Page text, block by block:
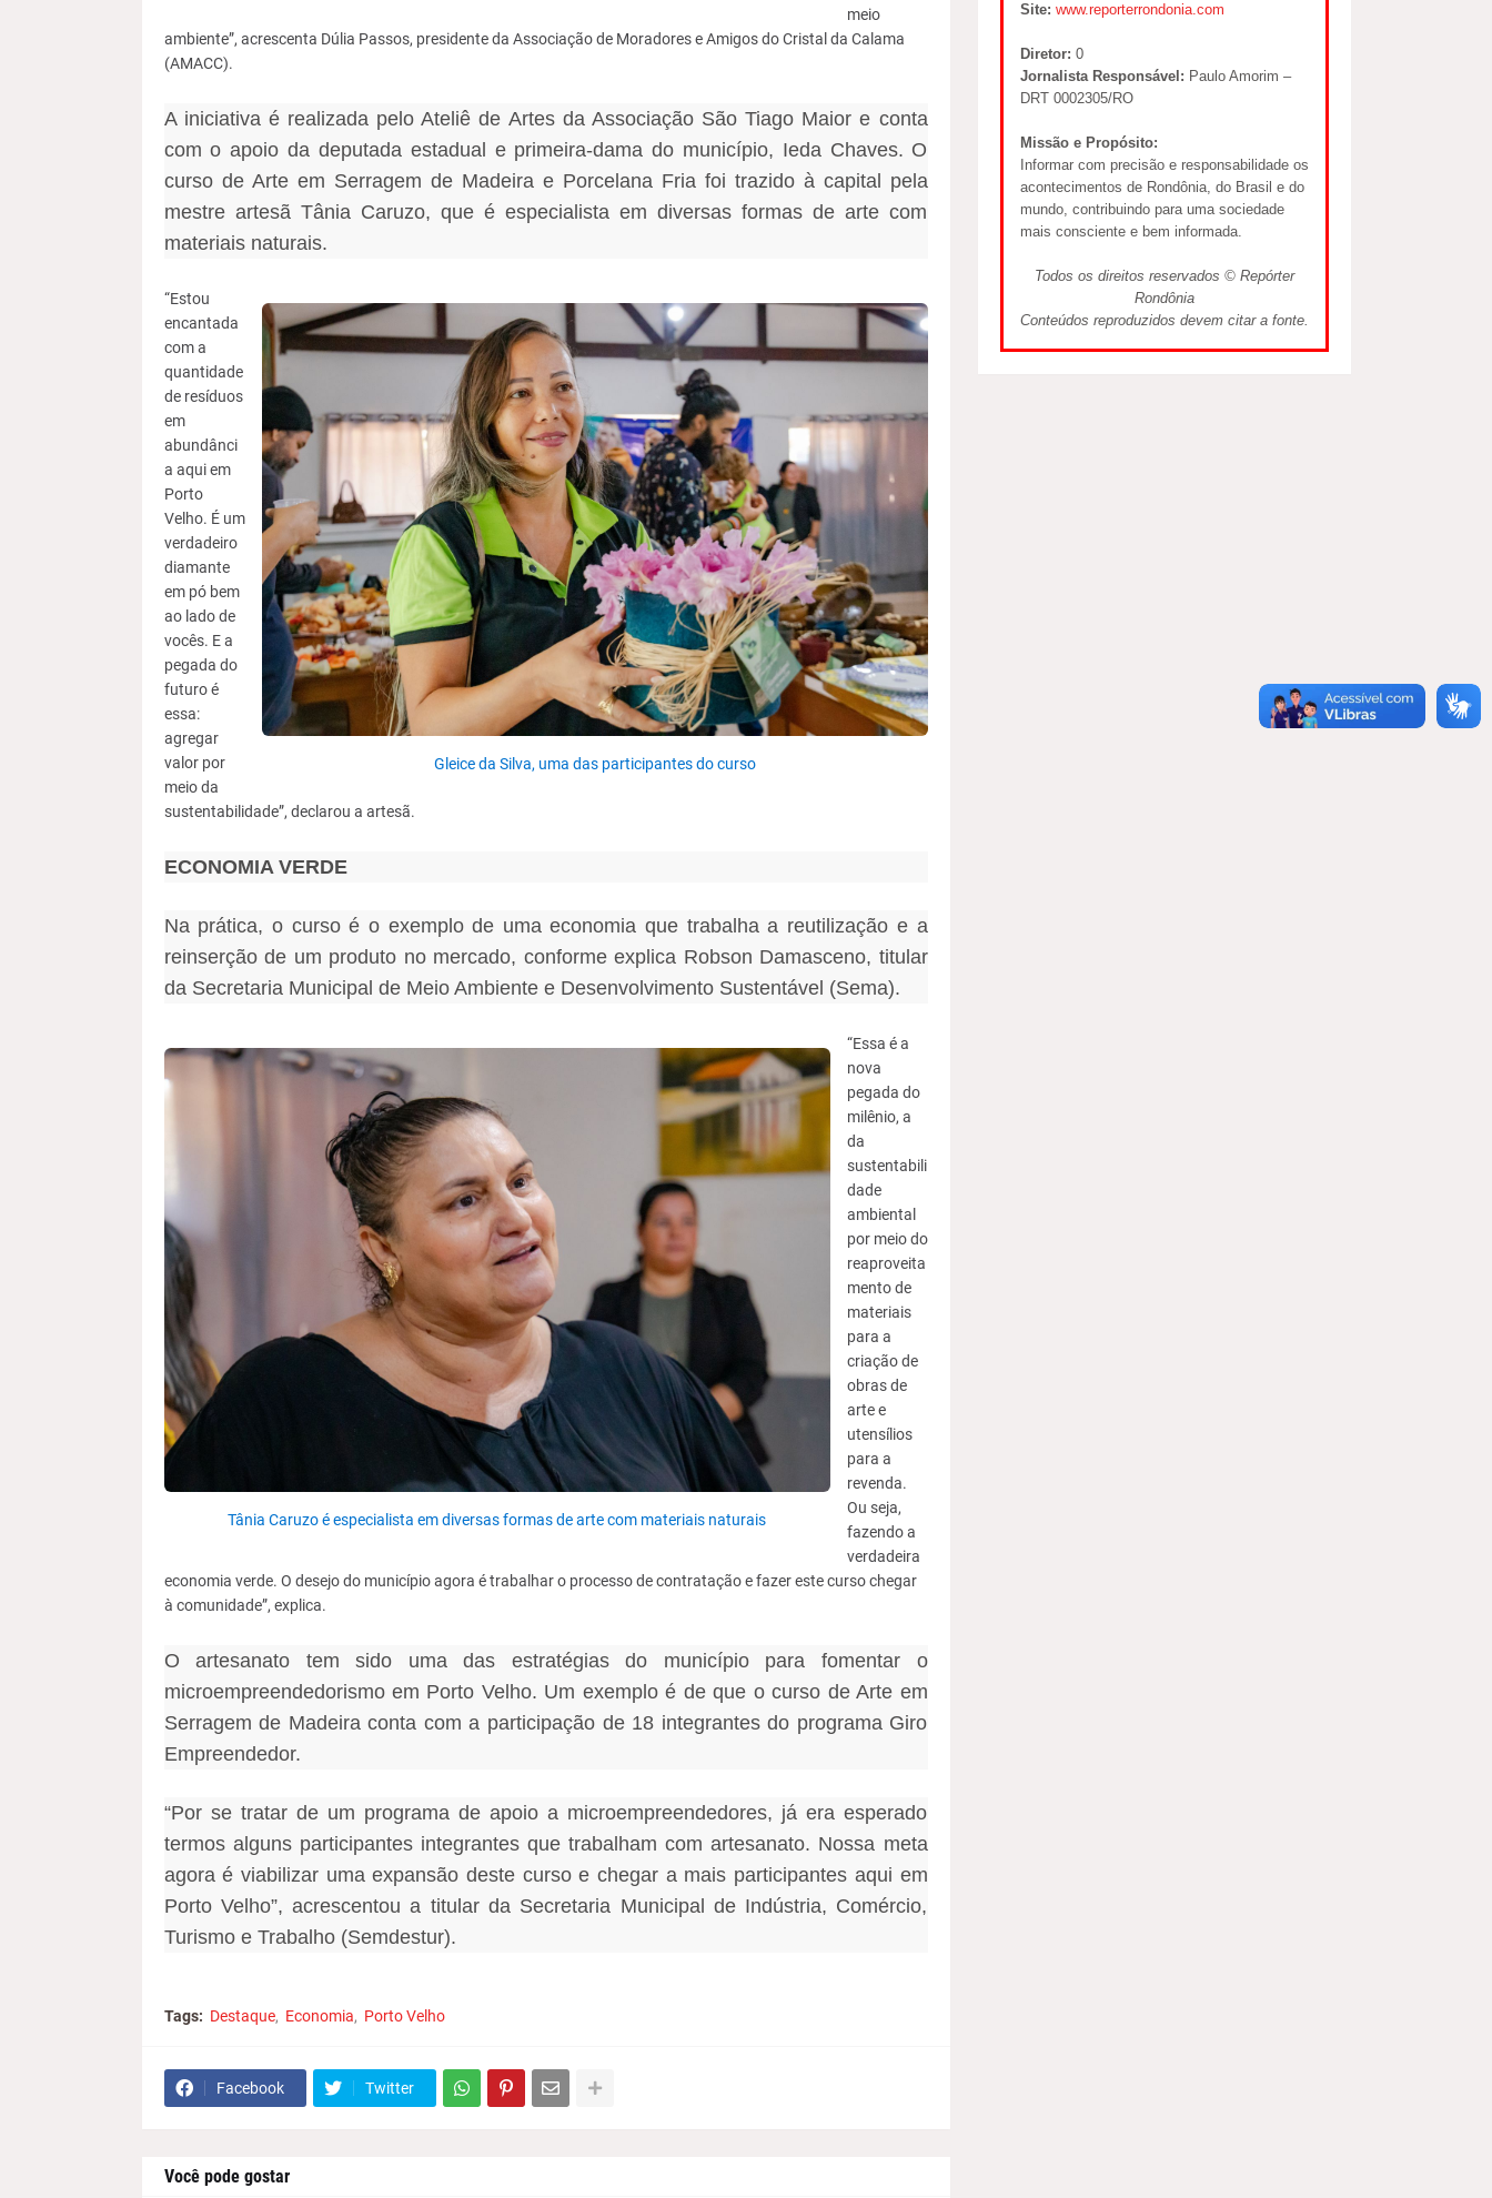
meio
ambiente”, acrescenta Dúlia Passos, presidente da Associação de Moradores e Amigos do Cristal da Calama
(AMACC).
A iniciativa é realizada pelo Ateliê de Artes da Associação São Tiago Maior e conta
com o apoio da deputada estadual e primeira-dama do município, Ieda Chaves. O
curso de Arte em Serragem de Madeira e Porcelana Fria foi trazido à capital pela
mestre artesã Tânia Caruzo, que é especialista em diversas formas de arte com
materiais naturais.
Gleice da Silva, uma das participantes do curso
“Estou
encantada
com a
quantidade
de resíduos
em
abundânci
a aqui em
Porto
Velho. É um
verdadeiro
diamante
em pó bem
ao lado de
vocês. E a
pegada do
futuro é
essa:
agregar
valor por
meio da
sustentabilidade”, declarou a artesã.
ECONOMIA VERDE
Na prática, o curso é o exemplo de uma economia que trabalha a reutilização e a
reinserção de um produto no mercado, conforme explica Robson Damasceno, titular
da Secretaria Municipal de Meio Ambiente e Desenvolvimento Sustentável (Sema).
Tânia Caruzo é especialista em diversas formas de arte com materiais naturais
“Essa é a
nova
pegada do
milênio, a
da
sustentabili
dade
ambiental
por meio do
reaproveita
mento de
materiais
para a
criação de
obras de
arte e
utensílios
para a
revenda.
Ou seja,
fazendo a
verdadeira
economia verde. O desejo do município agora é trabalhar o processo de contratação e fazer este curso chegar
à comunidade”, explica.
O artesanato tem sido uma das estratégias do município para fomentar o
microempreendedorismo em Porto Velho. Um exemplo é de que o curso de Arte em
Serragem de Madeira conta com a participação de 18 integrantes do programa Giro
Empreendedor.
“Por se tratar de um programa de apoio a microempreendedores, já era esperado
termos alguns participantes integrantes que trabalham com artesanato. Nossa meta
agora é viabilizar uma expansão deste curso e chegar a mais participantes aqui em
Porto Velho”, acrescentou a titular da Secretaria Municipal de Indústria, Comércio,
Turismo e Trabalho (Semdestur).
Tags: Destaque Economia Porto Velho
Facebook Twitter
Você pode gostar
Site: www.reporterrondonia.com
Diretor: 0
Jornalista Responsável: Paulo Amorim –
DRT 0002305/RO
Missão e Propósito:
Informar com precisão e responsabilidade os
acontecimentos de Rondônia, do Brasil e do
mundo, contribuindo para uma sociedade
mais consciente e bem informada.
Todos os direitos reservados © Repórter
Rondônia
Conteúdos reproduzidos devem citar a fonte.